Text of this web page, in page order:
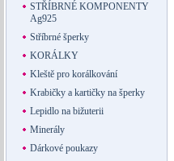
STŘÍBRNÉ KOMPONENTY
Ag925
Stříbrné šperky
KORÁLKY
Kleště pro korálkování
Krabičky a kartičky na šperky
Lepidlo na bižuterii
Minerály
Dárkové poukazy